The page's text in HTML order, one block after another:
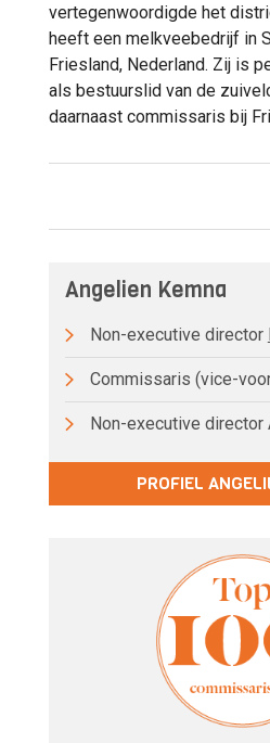
vertegenwoordigde het
heeft een melkveebedrijf in
Friesland, Nederland. Zij is
als bestuurslid van de
daarnaast commissaris bij
Angelien Kemna
Non-executive director
Commissaris (vice-
Non-executive director
PROFIEL